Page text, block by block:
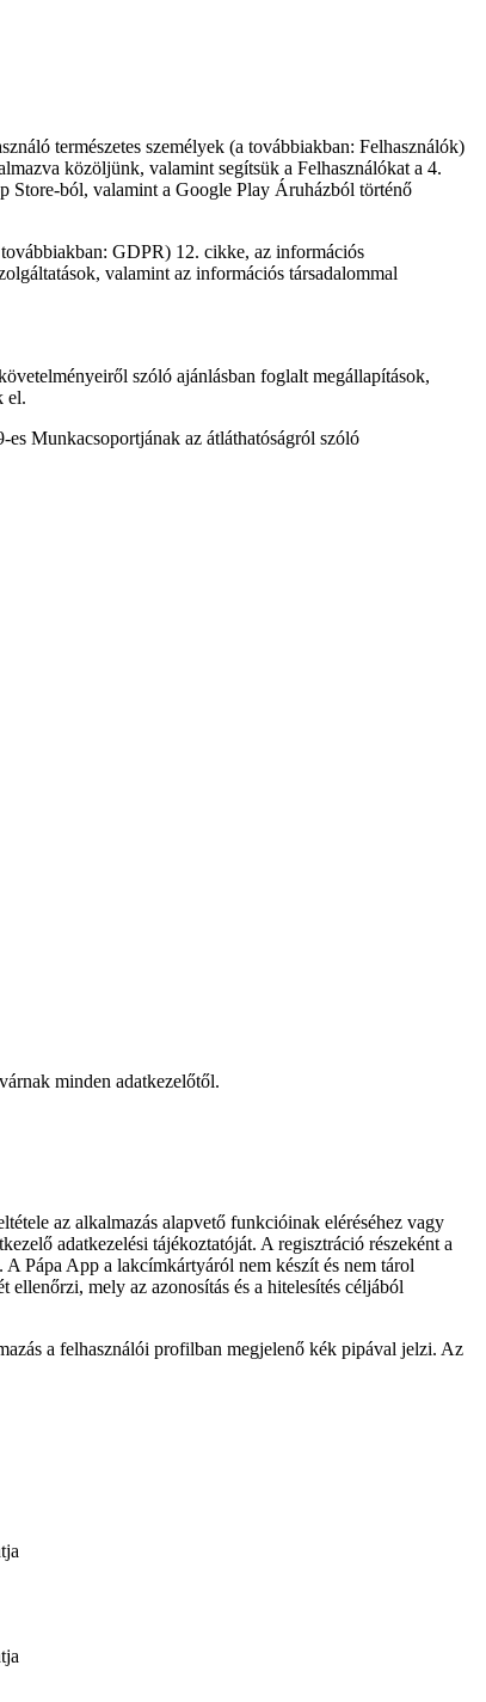
természetes személyek (a továbbiakban: Felhasználók)
közöljünk, valamint segítsük a Felhasználókat a 4.
Store-ból, valamint a Google Play Áruházból történő
GDPR) 12. cikke, az információs
valamint az információs társadalommal
szóló ajánlásban foglalt megállapítások,
el.
Munkacsoportjának az átláthatóságról szóló
minden adatkezelőtől.
az alkalmazás alapvető funkcióinak eléréséhez vagy
adatkezelési tájékoztatóját. A regisztráció részeként a
Pápa App a lakcímkártyáról nem készít és nem tárol
mely az azonosítás és a hitelesítés céljából
a felhasználói profilban megjelenő kék pipával jelzi. Az